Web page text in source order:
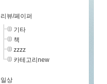
리뷰/페이퍼
기타
책
zzzz
카테고리new
일상